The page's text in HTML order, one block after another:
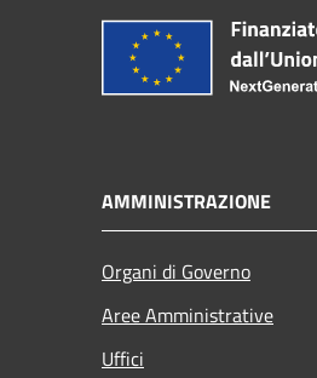
AMMINISTRAZIONE
Organi di Governo
Aree Amministrative
Uffici